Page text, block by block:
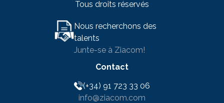
Contact
(+34) 91 723 33 06
info@ziacom.com
Tous droits réservés
Nous recherchons des
talents
Junte-se à Ziacom!